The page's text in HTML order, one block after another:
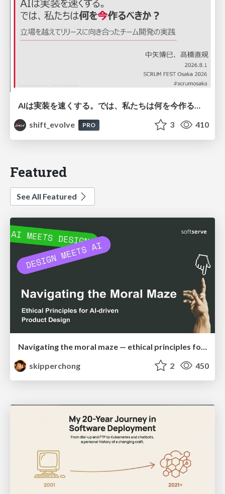
AIは実装を速くする。では、私たちは何を今作るべきか？－立場を越えてリリースに向き合ったチーム開発の実践 / 20260801 Hiromi Nakaya and Naoki Takahashi
shift_evolve
PRO 3 410
Featured
See All Featured
skipperchong
2 450